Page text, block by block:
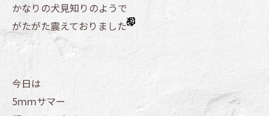
かなりの犬見知りのようで
がたがた震えておりました
今日は
5ｍｍサマー